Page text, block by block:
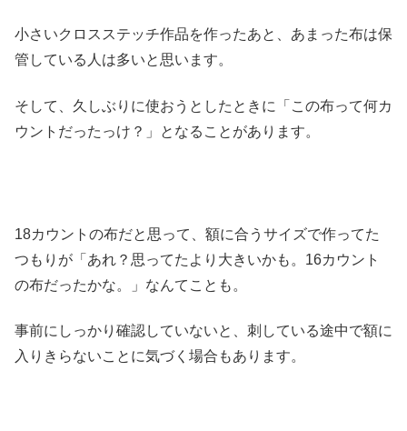
小さいクロスステッチ作品を作ったあと、あまった布は保
管している人は多いと思います。
そして、久しぶりに使おうとしたときに「この布って何カ
ウントだったっけ？」となることがあります。
18カウントの布だと思って、額に合うサイズで作ってた
つもりが「あれ？思ってたより大きいかも。16カウント
の布だったかな。」なんてことも。
事前にしっかり確認していないと、刺している途中で額に
入りきらないことに気づく場合もあります。